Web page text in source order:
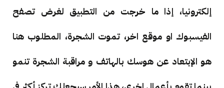
إلكترونيا، إذا ما خرجت من التطبيق لغرض تصفح
الفيسبوك او موقع اخر، تموت الشجرة، المطلوب هنا
هو الإبتعاد عن هوسك بالهاتف و مراقبة الشجرة تنمو